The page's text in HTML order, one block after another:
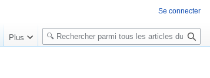
Se connecter
Plus
R
e